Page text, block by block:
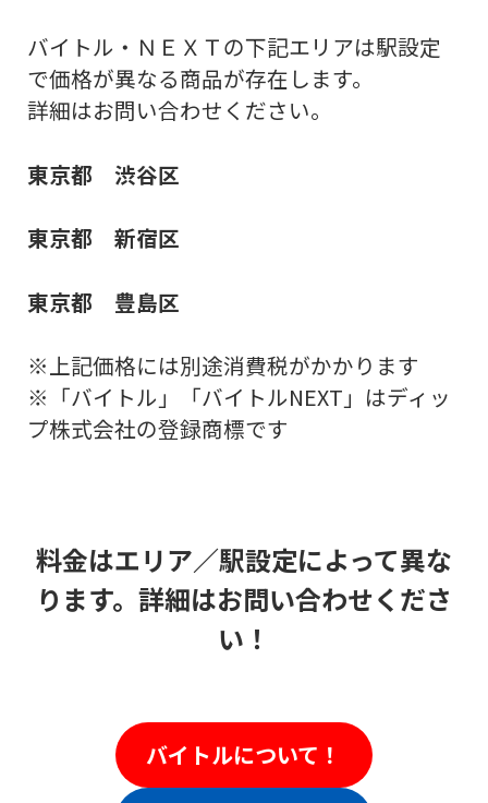
バイトル・ＮＥＸＴの下記エリアは駅設定
で価格が異なる商品が存在します。
詳細はお問い合わせください。
東京都 渋谷区
東京都 新宿区
東京都 豊島区
※上記価格には別途消費税がかかります
※「バイトル」「バイトルNEXT」はディッ
プ株式会社の登録商標です
料金はエリア／駅設定によって異な
ります。詳細はお問い合わせくださ
い！
バイトルについて！